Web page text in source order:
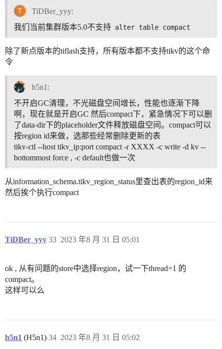
TiDBer_yyy:
我们当前集群版本5.0不支持 alter table compact
除了新点版本的tiflash支持，所有版本都不支持tikv的这个命
令
h5n1:
不开启GC清理，不光磁盘空间增长，性能也逐渐下降
啊，现在就是开启GC 然后compact下，紧急情况下可以删
了data-dir下的placeholder文件释放磁盘空间。compact可以
按region id来做，选那些经常删除更新的表
tikv-ctl --host tikv_ip:port compact -r XXXX -c write -d kv --
bottommost force , -c default也做一次
从information_schema.tikv_region_status里查出表的region_id来
然后挨个执行compact
TiDBer_yyy 2023 年8 月 31 日 05:01
33
ok , 从有问题的store中选择region，试一下thread=1 的
compact。
这样可以么
h5n1 (H5n1) 2023 年8 月 31 日 05:02
34